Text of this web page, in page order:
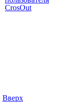
Вверх